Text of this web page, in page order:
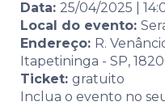
Data: 25/04/2025
Local do evento:
Endereço: R.
Itapetininga - SP,
Ticket: gratuito
Inclua o evento no